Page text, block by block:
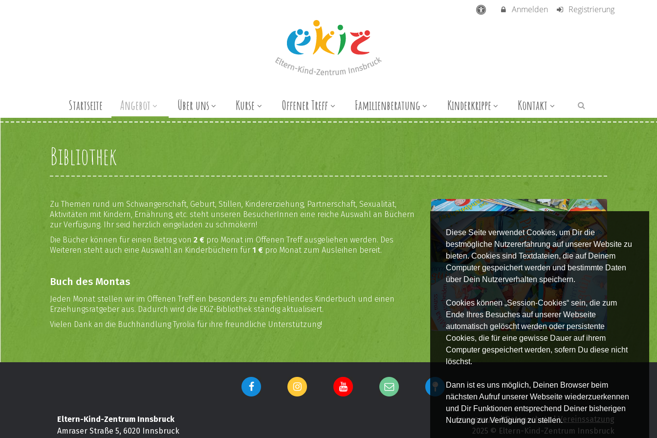
Diese Seite verwendet Cookies, um Dir die
bestmögliche Nutzererfahrung auf unserer Website zu
bieten. Cookies sind Textdateien, die auf Deinem
Computer gespeichert werden und bestimmte Daten
über Dein Nutzerverhalten speichern.
Cookies können „Session-Cookies“ sein, die zum
Ende Ihres Besuches auf unserer Webseite
automatisch gelöscht werden oder persistente
Cookies, die für eine gewisse Dauer auf ihrem
Computer gespeichert werden, sofern Du diese nicht
löschst.
Dann ist es uns möglich, Deinen Browser beim
nächsten Aufruf unserer Webseite wiederzuerkennen
und Dir Funktionen entsprechend Deiner bisherigen
Nutzung zur Verfügung zu stellen.
Anmelden Registrierung
Startseite Angebot Über uns Kurse Offener Treff Familienberatung Kinderkrippe Kontakt
Bibliothek
Zu Themen rund um Schwangerschaft, Geburt, Stillen, Kindererziehung, Partnerschaft, Sexualität,
Aktivitäten mit Kindern, Ernährung, etc. steht unseren BesucherInnen eine reiche Auswahl an Büchern
zur Verfügung. Ihr seid herzlich eingeladen zu schmökern!
Die Bücher können für einen Betrag von 2 € pro Monat im Offenen Treff ausgeliehen werden. Des
Weiteren steht auch eine Auswahl an Kinderbüchern für 1 € pro Monat zum Ausleihen bereit.
Buch des Montas
Jeden Monat stellen wir im Offenen Treff ein besonders zu empfehlendes Kinderbuch und einen
Erziehungsratgeber aus. Dadurch wird die EKiZ-Bibliothek ständig aktualisiert.
Vielen Dank an die Buchhandlung Tyrolia für ihre freundliche Unterstützung!
Eltern-Kind-Zentrum Innsbruck
Amraser Straße 5, 6020 Innsbruck
Impressum|Datenschutz|Vereinssatzung
2025 © Eltern-Kind-Zentrum Innsbruck